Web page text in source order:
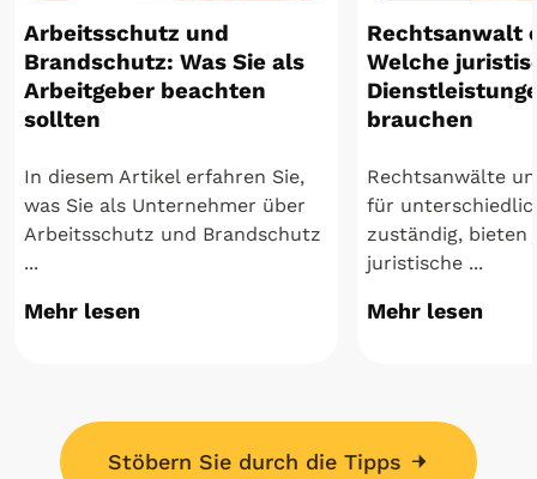
Arbeitsschutz und
Brandschutz: Was Sie als
Arbeitgeber beachten
sollten
In diesem Artikel erfahren Sie,
was Sie als Unternehmer über
Arbeitsschutz und Brandschutz
...
Mehr lesen
Rechtsanwalt
Welche
brauchen
Rechtsanwälte
für
zuständig, bieten
juristische ...
Mehr lesen
Stöbern Sie durch die Tipps